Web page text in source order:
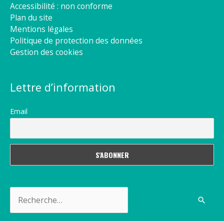
Accessibilité : non conforme
Plan du site
Mentions légales
Politique de protection des données
Gestion des cookies
Lettre d’information
Email